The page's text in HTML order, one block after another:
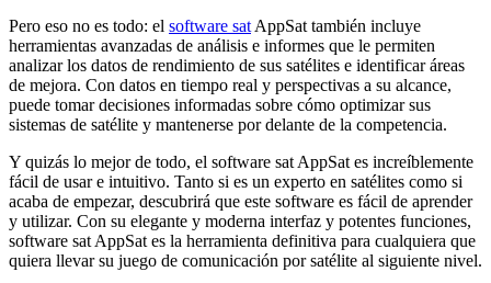
Pero eso no es todo: el software sat AppSat también incluye
herramientas avanzadas de análisis e informes que le permiten
analizar los datos de rendimiento de sus satélites e identificar áreas
de mejora. Con datos en tiempo real y perspectivas a su alcance,
puede tomar decisiones informadas sobre cómo optimizar sus
sistemas de satélite y mantenerse por delante de la competencia.
Y quizás lo mejor de todo, el software sat AppSat es increíblemente
fácil de usar e intuitivo. Tanto si es un experto en satélites como si
acaba de empezar, descubrirá que este software es fácil de aprender
y utilizar. Con su elegante y moderna interfaz y potentes funciones,
software sat AppSat es la herramienta definitiva para cualquiera que
quiera llevar su juego de comunicación por satélite al siguiente nivel.